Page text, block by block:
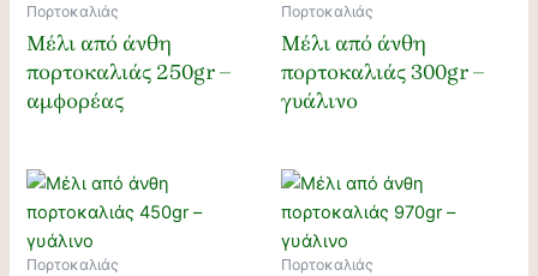
Πορτοκαλιάς
Μέλι από άνθη
πορτοκαλιάς 250gr –
αμφορέας
Πορτοκαλιάς
Μέλι από άνθη
πορτοκαλιάς 300gr –
γυάλινο
Πορτοκαλιάς Πορτοκαλιάς